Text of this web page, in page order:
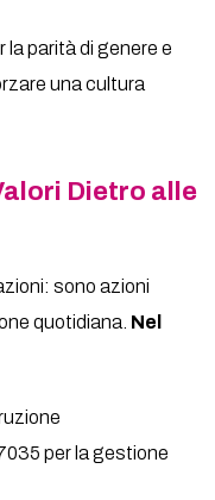
parità di genere e
una cultura
Dietro alle
sono azioni
quotidiana. Nel
per la gestione